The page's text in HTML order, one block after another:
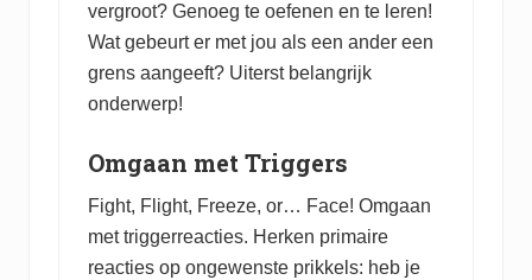
vergroot? Genoeg te oefenen en te leren!
Wat gebeurt er met jou als een ander een
grens aangeeft? Uiterst belangrijk
onderwerp!
Omgaan met Triggers
Fight, Flight, Freeze, or… Face! Omgaan
met triggerreacties. Herken primaire
reacties op ongewenste prikkels: heb je